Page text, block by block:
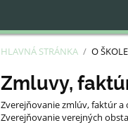
HLAVNÁ STRÁNKA / O ŠKOLE
Zmluvy,
faktúry
Zmluvy,
Zverejňovanie zmlúv, faktúr a
Zverejňovanie verejných